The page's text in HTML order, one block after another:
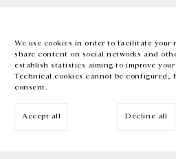
We use cookies in order to facilitate
share content on social networks and
establish statistics aiming to improve
Technical cookies cannot be configured,
consent.
Accept all Decline all
EN FR 中文 Facebook Instagram
Inscrivez-vous à notre newsletter